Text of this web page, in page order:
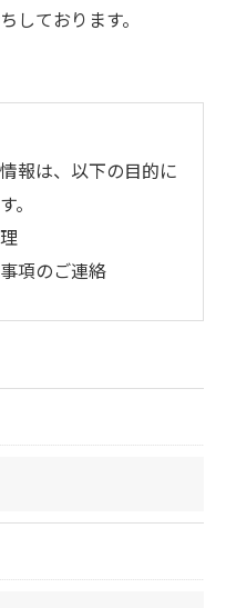
しております。
報は、以下の目的に
。
項のご連絡
要な範囲において、